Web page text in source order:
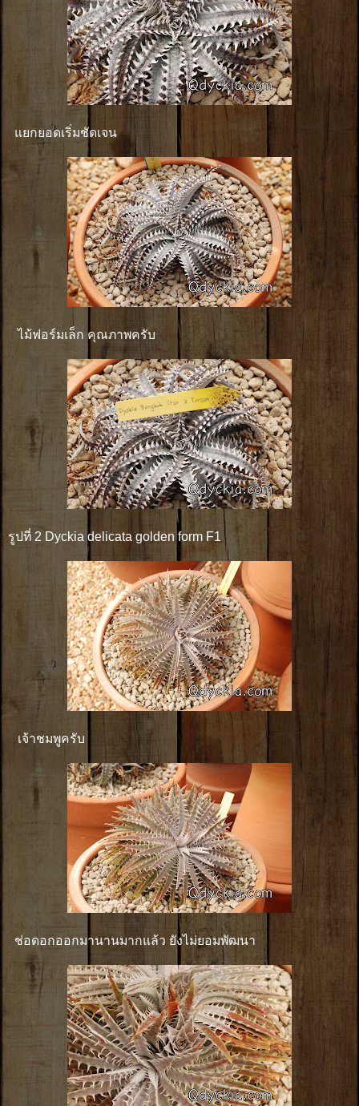
แยกยอดเริ่มชัดเจน
ไม้ฟอร์มเล็ก คุณภาพครับ
รูปที่ 2 Dyckia delicata golden form F1
เจ้าชมพูครับ
ช่อดอกออกมานานมากแล้ว ยังไม่ยอมพัฒนา